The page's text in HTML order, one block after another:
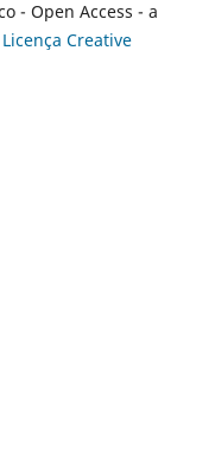
- Open Access - a
Licença Creative